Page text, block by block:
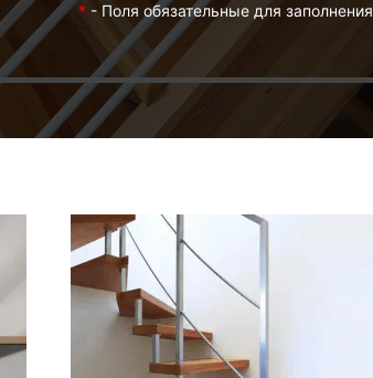
* - Поля обязательные для заполнения